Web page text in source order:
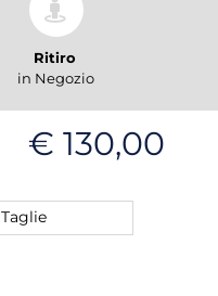
Ritiro
in Negozio
€ 130,00